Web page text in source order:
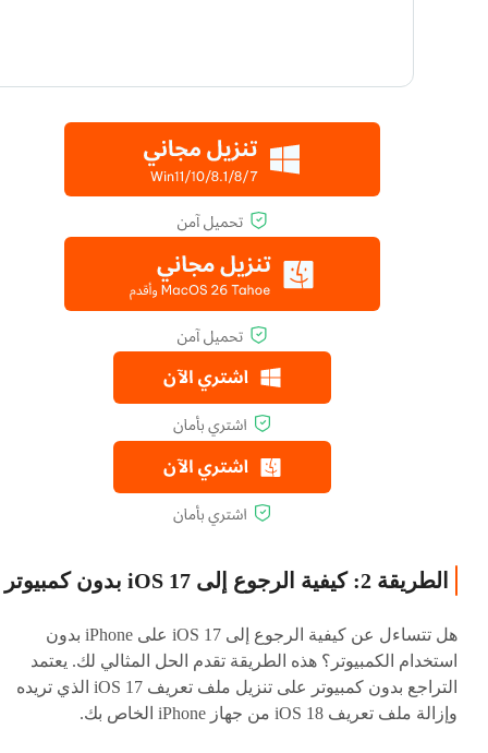
الطريقة 2: كيفية الرجوع إلى iOS 17 بدون كمبيوتر
هل تتساءل عن كيفية الرجوع إلى iOS 17 على iPhone بدون
استخدام الكمبيوتر؟ هذه الطريقة تقدم الحل المثالي لك. يعتمد
التراجع بدون كمبيوتر على تنزيل ملف تعريف iOS 17 الذي تريده
وإزالة ملف تعريف iOS 18 من جهاز iPhone الخاص بك.